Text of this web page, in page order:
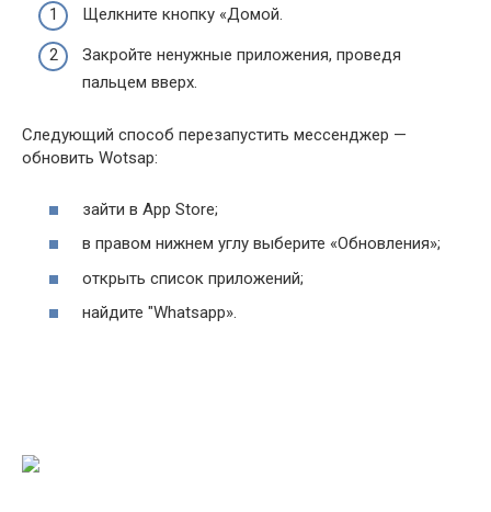
Щелкните кнопку «Домой.
Закройте ненужные приложения, проведя
пальцем вверх.
Следующий способ перезапустить мессенджер —
обновить Wotsap:
зайти в App Store;
в правом нижнем углу выберите «Обновления»;
открыть список приложений;
найдите "Whatsapp».